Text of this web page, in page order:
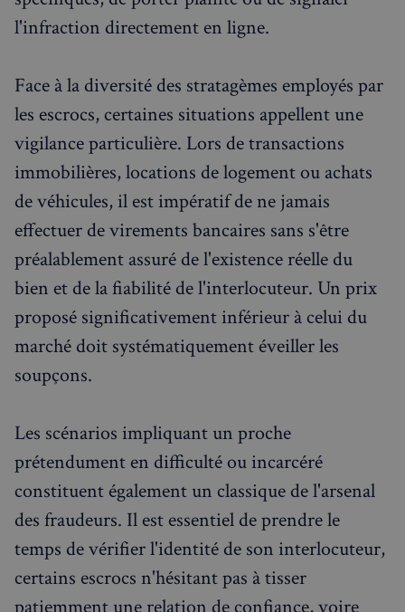
l'infraction directement en ligne.
Face à la diversité des stratagèmes employés par
les escrocs, certaines situations appellent une
vigilance particulière. Lors de transactions
immobilières, locations de logement ou achats
de véhicules, il est impératif de ne jamais
effectuer de virements bancaires sans s'être
préalablement assuré de l'existence réelle du
bien et de la fiabilité de l'interlocuteur. Un prix
proposé significativement inférieur à celui du
marché doit systématiquement éveiller les
soupçons.
Les scénarios impliquant un proche
prétendument en difficulté ou incarcéré
constituent également un classique de l'arsenal
des fraudeurs. Il est essentiel de prendre le
temps de vérifier l'identité de son interlocuteur,
certains escrocs n'hésitant pas à tisser